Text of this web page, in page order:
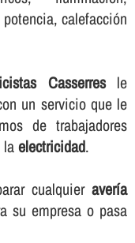
calefacción
Casserresle
un servicio que le
de trabajadores
laelectricidad.
cualquieraverí­a
su empresa o pasa